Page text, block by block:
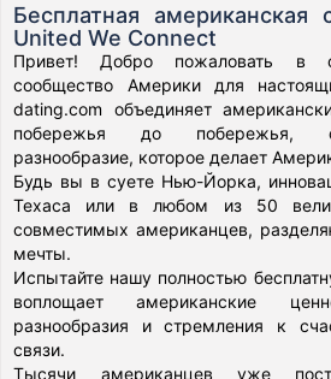
Бесплатная американская
United We Connect
Привет! Добро пожаловать в
сообщество Америки для
dating.com объединяет
побережья до побережья,
разнообразие, которое делает
Будь вы в суете Нью-Йорка,
Техаса или в любом из 50
совместимых американцев,
мечты.
Испытайте нашу полностью
воплощает американские
разнообразия и стремления к
связи.
Тысячи американцев уже